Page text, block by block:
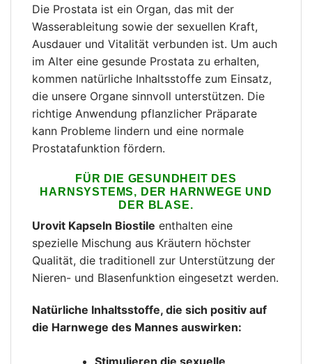
Die Prostata ist ein Organ, das mit der
Wasserableitung sowie der sexuellen Kraft,
Ausdauer und Vitalität verbunden ist. Um auch
im Alter eine gesunde Prostata zu erhalten,
kommen natürliche Inhaltsstoffe zum Einsatz,
die unsere Organe sinnvoll unterstützen. Die
richtige Anwendung pflanzlicher Präparate
kann Probleme lindern und eine normale
Prostatafunktion fördern.
FÜR DIE GESUNDHEIT DES
HARNSYSTEMS, DER HARNWEGE UND
DER BLASE.
Urovit Kapseln Biostile enthalten eine
spezielle Mischung aus Kräutern höchster
Qualität, die traditionell zur Unterstützung der
Nieren- und Blasenfunktion eingesetzt werden.
Natürliche Inhaltsstoffe, die sich positiv auf
die Harnwege des Mannes auswirken:
Stimulieren die sexuelle